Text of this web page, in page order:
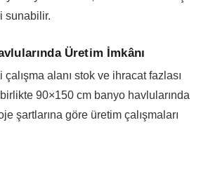
sunabilir.
Üretim İmkânı
alanı stok ve ihracat fazlası
birlikte 90×150 cm banyo havlularında
şartlarına göre üretim çalışmaları